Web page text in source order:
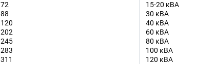
72
88
120
202
245
283
311
15-20 кВA
30 кВA
40 кВA
60 кВA
80 кВA
100 кВA
120 кВA